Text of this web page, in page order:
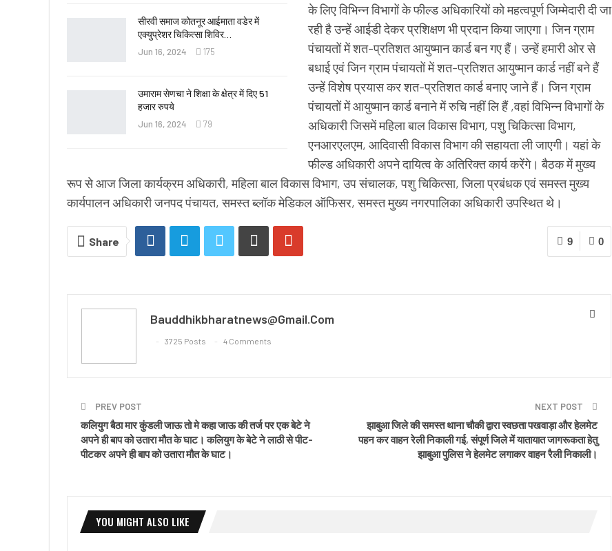
सीरवी समाज कोतनूर आईमाता वडेर में
एक्युप्रेशर चिकित्सा शिविर…
Jun 16, 2024 175
उमाराम सेणचा ने शिक्षा के क्षेत्र में दिए 51
हजार रुपये
Jun 16, 2024 79
के लिए विभिन्न विभागों के फील्ड अधिकारियों को महत्वपूर्ण जिम्मेदारी दी जा
रही है उन्हें आईडी देकर प्रशिक्षण भी प्रदान किया जाएगा। जिन ग्राम
पंचायतों में शत-प्रतिशत आयुष्मान कार्ड बन गए हैं। उन्हें हमारी ओर से
बधाई एवं जिन ग्राम पंचायतों में शत-प्रतिशत आयुष्मान कार्ड नहीं बने हैं
उन्हें विशेष प्रयास कर शत-प्रतिशत कार्ड बनाए जाने हैं। जिन ग्राम
पंचायतों में आयुष्मान कार्ड बनाने में रुचि नहीं लि हैं ,वहां विभिन्न विभागों के
अधिकारी जिसमें महिला बाल विकास विभाग, पशु चिकित्सा विभाग,
एनआरएलएम, आदिवासी विकास विभाग की सहायता ली जाएगी। यहां के
फील्ड अधिकारी अपने दायित्व के अतिरिक्त कार्य करेंगे। बैठक में मुख्य
रूप से आज जिला कार्यक्रम अधिकारी, महिला बाल विकास विभाग, उप संचालक, पशु चिकित्सा, जिला प्रबंधक एवं समस्त मुख्य
कार्यपालन अधिकारी जनपद पंचायत, समस्त ब्लॉक मेडिकल ऑफिसर, समस्त मुख्य नगरपालिका अधिकारी उपस्थित थे।
0
9
Share
Bauddhikbharatnews@gmail.com
3725 Posts 4 Comments
PREV POST
कलियुग बैठा मार कुंडली जाऊ तो मे कहा जाऊ की तर्ज पर एक बेटे ने
अपने ही बाप को उतारा मौत के घाट। कलियुग के बेटे ने लाठी से पीट-
पीटकर अपने ही बाप को उतारा मौत के घाट।
NEXT POST
झाबुआ जिले की समस्त थाना चौकी द्वारा स्वछता पखवाड़ा और हेलमेट
पहन कर वाहन रेली निकाली गई, संपूर्ण जिले में यातायात जागरूकता हेतु
झाबुआ पुलिस ने हेलमेट लगाकर वाहन रैली निकाली।
YOU MIGHT ALSO LIKE